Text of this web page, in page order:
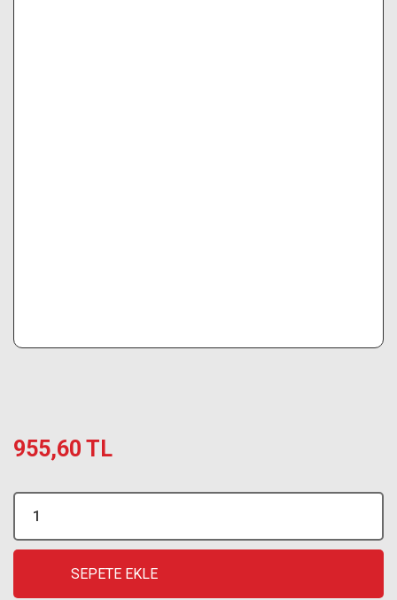
955,60 TL
SEPETE EKLE